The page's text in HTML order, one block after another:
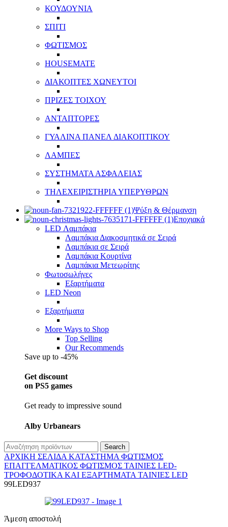
ΚΟΥΔΟΥΝΙΑ
ΣΠΙΤΙ
ΦΩΤΙΣΜΟΣ
HOUSEMATE
ΔΙΑΚΟΠΤΕΣ ΧΩΝΕΥΤΟΙ
ΠΡΙΖΕΣ ΤΟΙΧΟΥ
ΑΝΤΑΠΤΟΡΕΣ
ΓΥΑΛΙΝΑ ΠΑΝΕΛ ΔΙΑΚΟΠΤΙΚΟΥ
ΛΑΜΠΕΣ
ΣΥΣΤΗΜΑΤΑ ΑΣΦΑΛΕΙΑΣ
ΤΗΛΕΧΕΙΡΙΣΤΗΡΙΑ ΥΠΕΡΥΘΡΩΝ
Ψύξη & Θέρμανση
Εποχιακά
LED Λαμπάκια
Λαμπάκια Διακοσμητικά σε Σειρά
Λαμπάκια σε Σειρά
Λαμπάκια Κουρτίνα
Λαμπάκια Μετεωρίτης
Φωτοσωλήνες
Εξαρτήματα
LED Neon
Εξαρτήματα
More Ways to Shop
Top Selling
Our Recommends
Save up to -45%
Get discount
on PS5 games
Get ready to impressive sound
Alby Urbanears
Search
ΑΡΧΙΚΉ ΣΕΛΊΔΑ ΚΑΤΆΣΤΗΜΑ ΦΩΤΙΣΜΌΣ
ΕΠΑΓΓΕΛΜΑΤΙΚΟΣ ΦΩΤΙΣΜΌΣ ΤΑΙΝΊΕΣ LED-
ΤΡΟΦΟΔΟΤΙΚΆ ΚΑΙ ΕΞΑΡΤΉΜΑΤΑ ΤΑΙΝΊΕΣ LED
99LED937
Άμεση αποστολή